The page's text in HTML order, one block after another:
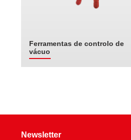
Ferramentas de controlo de
vácuo
Newsletter